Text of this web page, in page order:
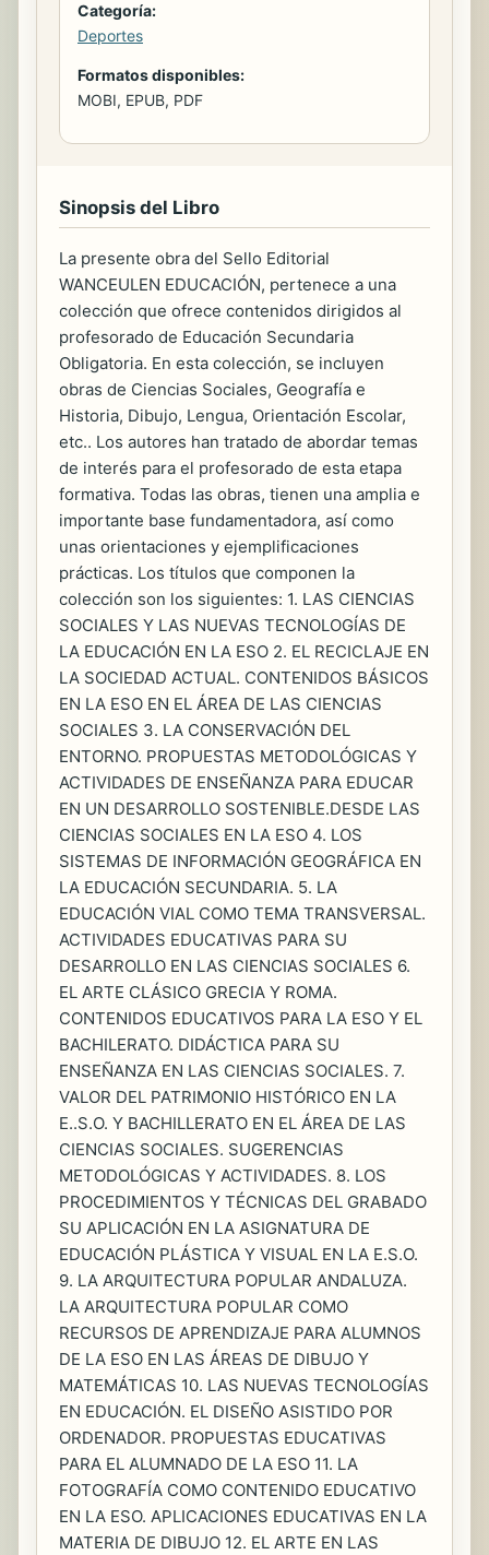
Categoría:
Deportes
Formatos disponibles:
MOBI, EPUB, PDF
Sinopsis del Libro
La presente obra del Sello Editorial
WANCEULEN EDUCACIÓN, pertenece a una
colección que ofrece contenidos dirigidos al
profesorado de Educación Secundaria
Obligatoria. En esta colección, se incluyen
obras de Ciencias Sociales, Geografía e
Historia, Dibujo, Lengua, Orientación Escolar,
etc.. Los autores han tratado de abordar temas
de interés para el profesorado de esta etapa
formativa. Todas las obras, tienen una amplia e
importante base fundamentadora, así como
unas orientaciones y ejemplificaciones
prácticas. Los títulos que componen la
colección son los siguientes: 1. LAS CIENCIAS
SOCIALES Y LAS NUEVAS TECNOLOGÍAS DE
LA EDUCACIÓN EN LA ESO 2. EL RECICLAJE EN
LA SOCIEDAD ACTUAL. CONTENIDOS BÁSICOS
EN LA ESO EN EL ÁREA DE LAS CIENCIAS
SOCIALES 3. LA CONSERVACIÓN DEL
ENTORNO. PROPUESTAS METODOLÓGICAS Y
ACTIVIDADES DE ENSEÑANZA PARA EDUCAR
EN UN DESARROLLO SOSTENIBLE.DESDE LAS
CIENCIAS SOCIALES EN LA ESO 4. LOS
SISTEMAS DE INFORMACIÓN GEOGRÁFICA EN
LA EDUCACIÓN SECUNDARIA. 5. LA
EDUCACIÓN VIAL COMO TEMA TRANSVERSAL.
ACTIVIDADES EDUCATIVAS PARA SU
DESARROLLO EN LAS CIENCIAS SOCIALES 6.
EL ARTE CLÁSICO GRECIA Y ROMA.
CONTENIDOS EDUCATIVOS PARA LA ESO Y EL
BACHILERATO. DIDÁCTICA PARA SU
ENSEÑANZA EN LAS CIENCIAS SOCIALES. 7.
VALOR DEL PATRIMONIO HISTÓRICO EN LA
E..S.O. Y BACHILLERATO EN EL ÁREA DE LAS
CIENCIAS SOCIALES. SUGERENCIAS
METODOLÓGICAS Y ACTIVIDADES. 8. LOS
PROCEDIMIENTOS Y TÉCNICAS DEL GRABADO
SU APLICACIÓN EN LA ASIGNATURA DE
EDUCACIÓN PLÁSTICA Y VISUAL EN LA E.S.O.
9. LA ARQUITECTURA POPULAR ANDALUZA.
LA ARQUITECTURA POPULAR COMO
RECURSOS DE APRENDIZAJE PARA ALUMNOS
DE LA ESO EN LAS ÁREAS DE DIBUJO Y
MATEMÁTICAS 10. LAS NUEVAS TECNOLOGÍAS
EN EDUCACIÓN. EL DISEÑO ASISTIDO POR
ORDENADOR. PROPUESTAS EDUCATIVAS
PARA EL ALUMNADO DE LA ESO 11. LA
FOTOGRAFÍA COMO CONTENIDO EDUCATIVO
EN LA ESO. APLICACIONES EDUCATIVAS EN LA
MATERIA DE DIBUJO 12. EL ARTE EN LAS